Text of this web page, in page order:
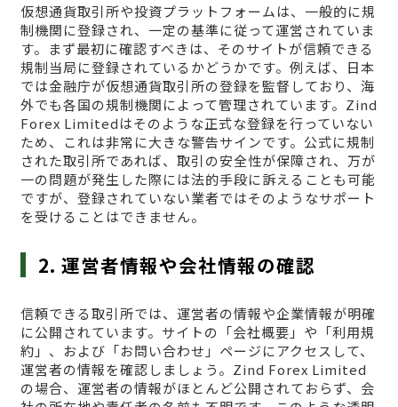
仮想通貨取引所や投資プラットフォームは、一般的に規
制機関に登録され、一定の基準に従って運営されていま
す。まず最初に確認すべきは、そのサイトが信頼できる
規制当局に登録されているかどうかです。例えば、日本
では金融庁が仮想通貨取引所の登録を監督しており、海
外でも各国の規制機関によって管理されています。Zind
Forex Limitedはそのような正式な登録を行っていない
ため、これは非常に大きな警告サインです。公式に規制
された取引所であれば、取引の安全性が保障され、万が
一の問題が発生した際には法的手段に訴えることも可能
ですが、登録されていない業者ではそのようなサポート
を受けることはできません。
2. 運営者情報や会社情報の確認
信頼できる取引所では、運営者の情報や企業情報が明確
に公開されています。サイトの「会社概要」や「利用規
約」、および「お問い合わせ」ページにアクセスして、
運営者の情報を確認しましょう。Zind Forex Limited
の場合、運営者の情報がほとんど公開されておらず、会